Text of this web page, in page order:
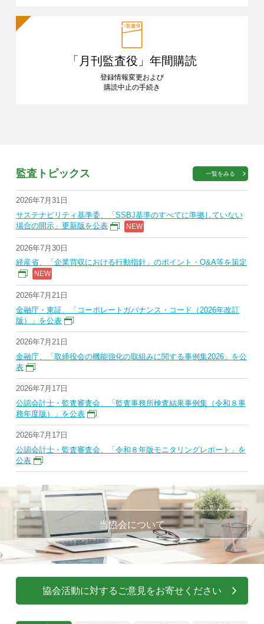
「月刊監査役」 年間購読
登録情報変更および
購読中止の手続き
監査トピックス 一覧をみる
2026年7月31日
サステナビリティ基準委、「SSBJ基準のすべてに準拠していない
場合の開示」更新版を公表
2026年7月30日
経産省、「企業買収における行動指針」のポイント・Q&A等を策定
2026年7月21日
金融庁・東証、「コーポレートガバナンス・コード（2026年改訂
版）」を公表
2026年7月21日
金融庁、「取締役会の機能強化の取組みに関する事例集2026」を公
表
2026年7月17日
公認会計士・監査審査会、「監査事務所検査結果事例集（令和８事
務年度版）」を公表
2026年7月17日
公認会計士・監査審査会、「令和８年版モニタリングレポート」を
公表
当協会について
協会活動に対するご意見をお寄せください